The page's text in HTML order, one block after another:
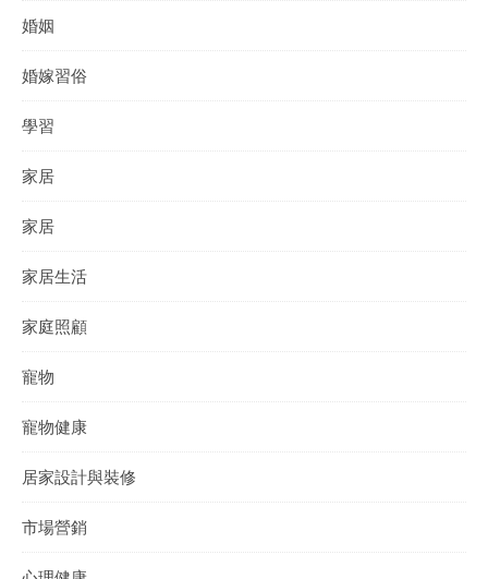
婚姻
婚嫁習俗
學習
家居
家居
家居生活
家庭照顧
寵物
寵物健康
居家設計與裝修
市場營銷